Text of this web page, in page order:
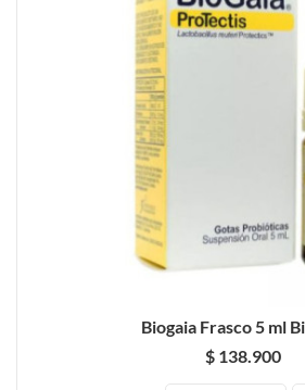
Biogaia Frasco 5 ml
$ 138.900